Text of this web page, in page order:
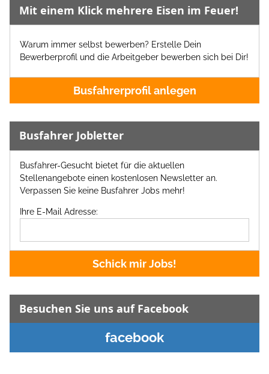
Mit einem Klick mehrere Eisen im Feuer!
Warum immer selbst bewerben? Erstelle Dein
Bewerberprofil und die Arbeitgeber bewerben sich bei Dir!
Busfahrerprofil anlegen
Busfahrer Jobletter
Busfahrer-Gesucht bietet für die aktuellen
Stellenangebote einen kostenlosen Newsletter an.
Verpassen Sie keine Busfahrer Jobs mehr!
Ihre E-Mail Adresse:
Schick mir Jobs!
Besuchen Sie uns auf Facebook
facebook